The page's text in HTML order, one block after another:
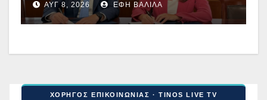
ΑΥΓ 8, 2026 ΈΦΗ ΒΑΛΊΛΑ
ΧΟΡΗΓΟΣ ΕΠΙΚΟΙΝΩΝΙΑΣ · TINOS LIVE TV